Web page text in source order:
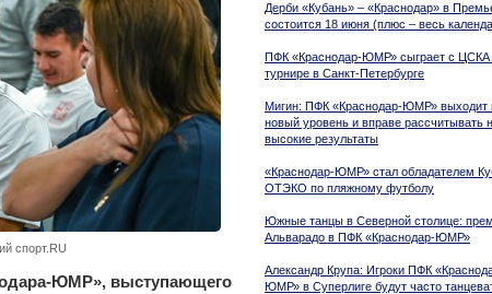
Дерби «Кубань» – «Краснодар» в
состоится 18 июня (плюс – весь
ПФК «Краснодар-ЮМР» сыграет с ЦСКА
турнире в Санкт-Петербурге
Мигин: ПФК «Краснодар-ЮМР» выходит
новый уровень и вправе рассчитывать
высокие результаты
«Краснодар-ЮМР» стал обладателем
ОТЭКО по пляжному футболу
Южные танцы в Северной столице:
Альварадо в ПФК «Краснодар-ЮМР»
Александр Крупа: Игроки ПФК
ЮМР» в Суперлиге будут часто
спорт.RU
ЮМР», выступающего